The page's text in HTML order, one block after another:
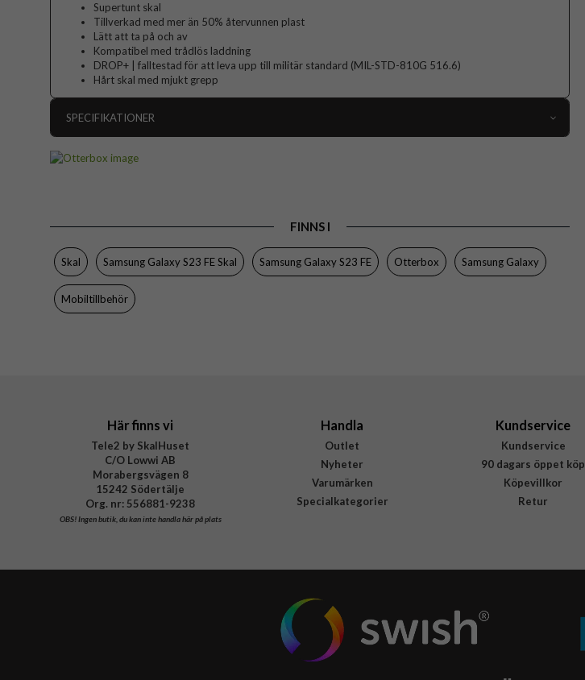
Supertunt skal
Tillverkad med mer än 50% återvunnen plast
Lätt att ta på och av
Kompatibel med trådlös laddning
DROP+ | falltestad för att leva upp till militär standard (MIL-STD-810G 516.6)
Hårt skal med mjukt grepp
SPECIFIKATIONER
Egenskaper
Trådlös laddning-kompatibel
Färg
Genomskinlig
Material
Hårdplast (PC), Mjukplast (TPU)
Varumärke
FINNS I
Skal Samsung Galaxy S23 FE Skal Samsung Galaxy S23 FE Otterbox Samsung Galaxy
Mobiltillbehör
Här finns vi
Tele2 by SkalHuset
C/O Lowwi AB
Morabergsvägen 8
15242 Södertälje
Org. nr: 556881-9238
OBS!Ingen butik, du kan inte handla här på plats
Handla
Outlet
Nyheter
Varumärken
Specialkategorier
Kundservice
Kundservice
90 dagars öppet köp
Köpevillkor
Retur